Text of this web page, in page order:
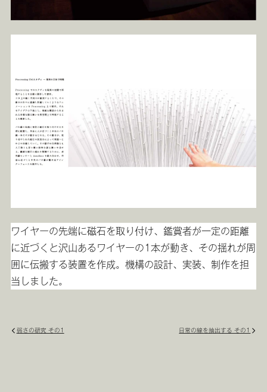
ワイヤーの先端に磁石を取り付け、鑑賞者が一定の距離
に近づくと沢山あるワイヤーの1本が動き、その揺れが周
囲に伝搬する装置を作成。機構の設計、実装、制作を担
当しました。
弱さの研究 その1 日常の線を抽出する その1